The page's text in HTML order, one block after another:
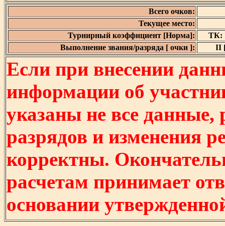
Всего очков:
Текущее место:
Турнирный коэффициент [Норма]:
ТК:
Выполнение звания/разряда [ очки ]:
II
Если при внесении
информации об
указаны не все
разрядов и изменения
корректны.
расчетам принимает
основании